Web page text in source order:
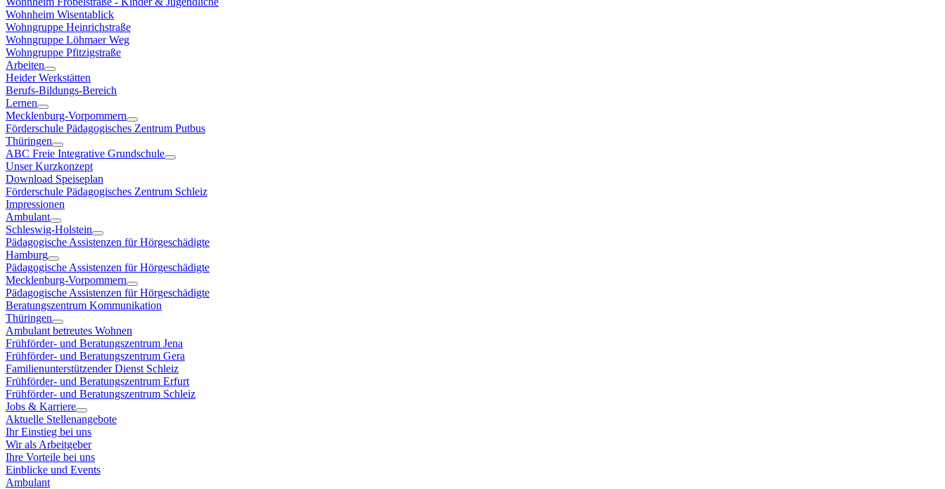
Wohnheim Wisentablick
Wohngruppe Heinrichstraße
Wohngruppe Löhmaer Weg
Wohngruppe Pfitzigstraße
Arbeiten
Heider Werkstätten
Berufs-Bildungs-Bereich
Lernen
Mecklenburg-Vorpommern
Förderschule Pädagogisches Zentrum Putbus
Thüringen
ABC Freie Integrative Grundschule
Unser Kurzkonzept
Download Speiseplan
Förderschule Pädagogisches Zentrum Schleiz
Impressionen
Ambulant
Schleswig-Holstein
Pädagogische Assistenzen für Hörgeschädigte
Hamburg
Pädagogische Assistenzen für Hörgeschädigte
Mecklenburg-Vorpommern
Pädagogische Assistenzen für Hörgeschädigte
Beratungszentrum Kommunikation
Thüringen
Ambulant betreutes Wohnen
Frühförder- und Beratungszentrum Jena
Frühförder- und Beratungszentrum Gera
Familienunterstützender Dienst Schleiz
Frühförder- und Beratungszentrum Erfurt
Frühförder- und Beratungszentrum Schleiz
Jobs & Karriere
Aktuelle Stellenangebote
Ihr Einstieg bei uns
Wir als Arbeitgeber
Ihre Vorteile bei uns
Einblicke und Events
Ambulant